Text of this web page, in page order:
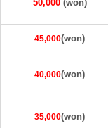
50,000 (won)
45,000(won)
40,000(won)
35,000(won)